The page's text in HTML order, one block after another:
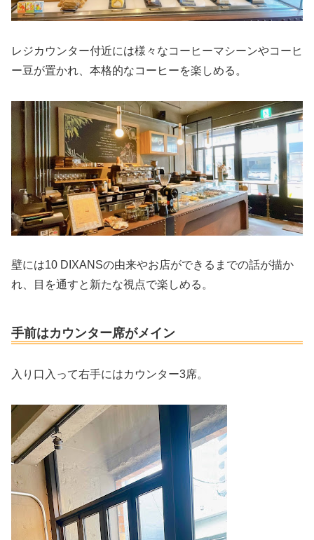
レジカウンター付近には様々なコーヒーマシーンやコーヒ
ー豆が置かれ、本格的なコーヒーを楽しめる。
壁には10 DIXANSの由来やお店ができるまでの話が描か
れ、目を通すと新たな視点で楽しめる。
手前はカウンター席がメイン
入り口入って右手にはカウンター3席。